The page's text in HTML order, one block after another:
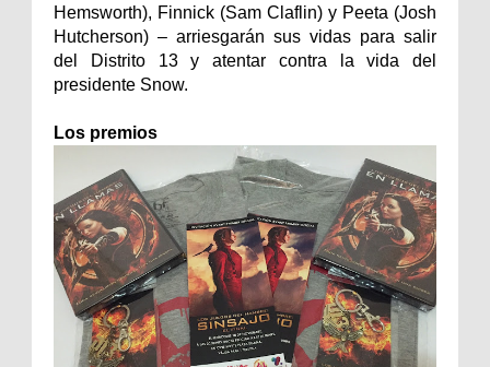
Hemsworth), Finnick (Sam Claflin) y Peeta (Josh
Hutcherson) – arriesgarán sus vidas para salir
del Distrito 13 y atentar contra la vida del
presidente Snow.
Los premios